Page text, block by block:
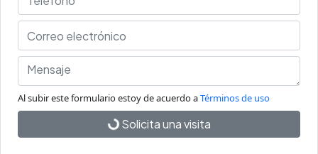
Al subir este formulario estoy de acuerdo aTérminos de uso
Solicita una visita